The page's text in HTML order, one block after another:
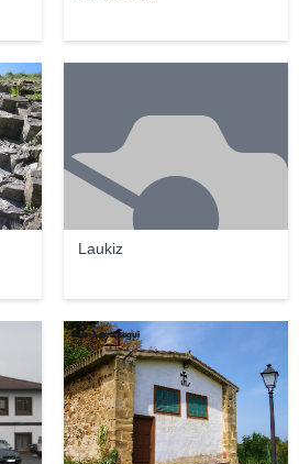
Laukiz
Juan Larreategui